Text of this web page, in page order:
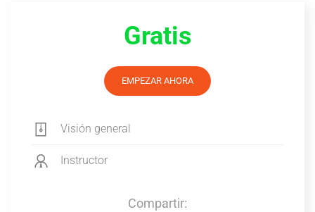
Gratis
EMPEZAR AHORA
Visión general
Instructor
Compartir: